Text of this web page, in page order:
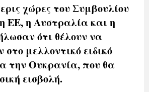
χώρες του Συμβουλίου
ΕΕ, η Αυστραλία και η
ότι θέλουν να
μελλοντικό ειδικό
την Ουκρανία, που θα
εισβολή.